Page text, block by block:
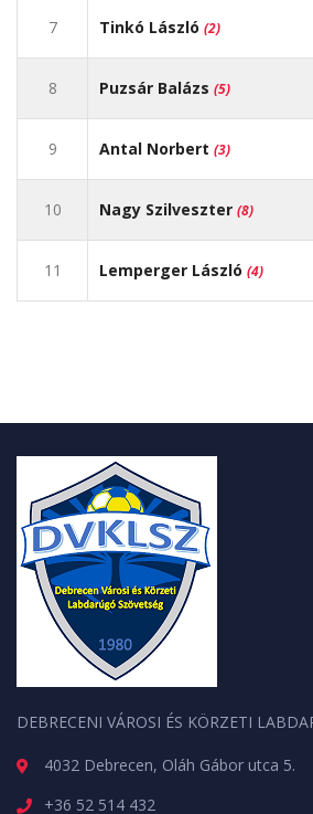
7 Tinkó László (2)
8 Puzsár Balázs (5)
9 Antal Norbert (3)
10 Nagy Szilveszter (8)
11 Lemperger László (4)
DEBRECENI VÁROSI ÉS KÖRZETI
4032 Debrecen, Oláh Gábor utca 5.
+36 52 514 432